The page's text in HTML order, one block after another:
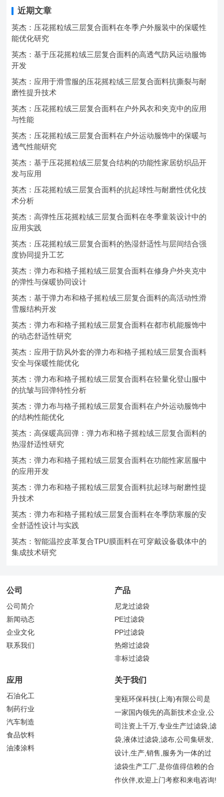
近期文章
英杰：压花摇粒绒三层复合面料在冬季户外服装中的保暖性
能优化研究
英杰：基于压花摇粒绒三层复合面料的高透气防风运动服饰
开发
英杰：应用于滑雪服的压花摇粒绒三层复合面料抗撕裂与耐
磨性提升技术
英杰：压花摇粒绒三层复合面料在户外风衣和夹克中的应用
与性能
英杰：压花摇粒绒三层复合面料在户外运动服饰中的保暖与
透气性能研究
英杰：基于压花摇粒绒三层复合结构的功能性家居纺织品开
发与应用
英杰：压花摇粒绒三层复合面料的抗起球性与耐磨性优化技
术分析
英杰：高弹性压花摇粒绒三层复合面料在冬季童装设计中的
应用实践
英杰：压花摇粒绒三层复合面料的热湿舒适性与层间结合强
度协同提升工艺
英杰：弹力布和格子摇粒绒三层复合面料在修身户外夹克中
的弹性与保暖协同设计
英杰：基于弹力布和格子摇粒绒三层复合面料的高活动性滑
雪服结构开发
英杰：弹力布和格子摇粒绒三层复合面料在都市机能服饰中
的动态舒适性研究
英杰：应用于防风外套的弹力布和格子摇粒绒三层复合面料
安全与保暖性能优化
英杰：弹力布和格子摇粒绒三层复合面料在轻量化登山服中
的抗皱与回弹特性分析
英杰：弹力布与格子摇粒绒三层复合面料在户外运动服饰中
的结构性能优化
英杰：高保暖高回弹：弹力布和格子摇粒绒三层复合面料的
热湿舒适性研究
英杰：弹力布和格子摇粒绒三层复合面料在功能性家居服中
的应用开发
英杰：弹力布和格子摇粒绒三层复合面料抗起球与耐磨性提
升技术
英杰：弹力布和格子摇粒绒三层复合面料在冬季防寒服的安
全舒适性设计与实践
英杰：智能温控皮革复合TPU膜面料在可穿戴设备载体中的
集成技术研究
公司
公司简介
新闻动态
企业文化
联系我们
产品
尼龙过滤袋
PE过滤袋
PP过滤袋
热熔过滤袋
非标过滤袋
应用
石油化工
制药行业
汽车制造
食品饮料
油漆涂料
关于我们
斐瓯环保科技(上海)有限公司是
一家国内领先的高新技术企业,公
司注资上千万,专业生产过滤袋,滤
袋,液体过滤袋,滤布,公司集研发,
设计,生产,销售,服务为一体的过
滤袋生产工厂,是你值得信赖的合
作伙伴,欢迎上门考察和来电咨询!